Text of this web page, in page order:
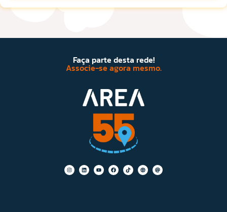
Faça parte desta rede!
Associe-se agora mesmo.